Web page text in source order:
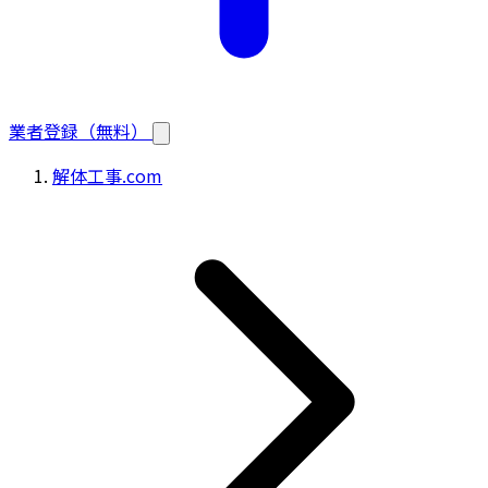
業者登録（無料）
解体工事.com